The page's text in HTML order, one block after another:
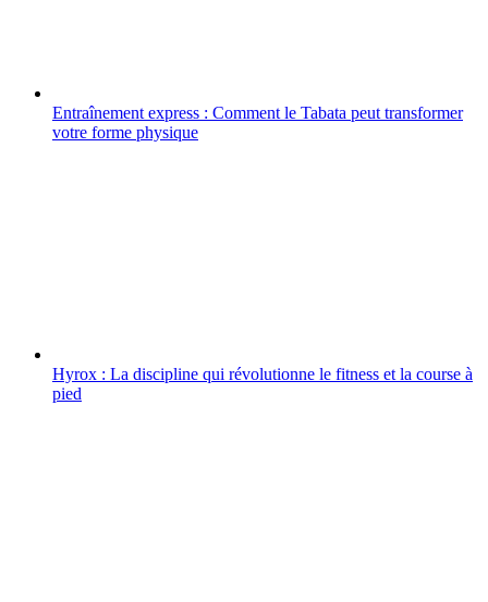
Entraînement express : Comment le Tabata peut transformer
votre forme physique
Hyrox : La discipline qui révolutionne le fitness et la course à
pied